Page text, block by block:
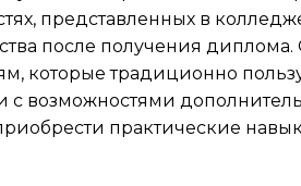
представленных в
после получения
которые традиционно
с возможностями
практические